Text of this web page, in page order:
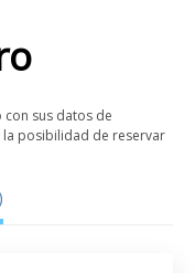
sus datos de
posibilidad de reservar
)